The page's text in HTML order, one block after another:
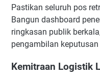
Pastikan seluruh pos
Bangun dashboard
ringkasan publik
pengambilan keputusan
Kemitraan Logistik